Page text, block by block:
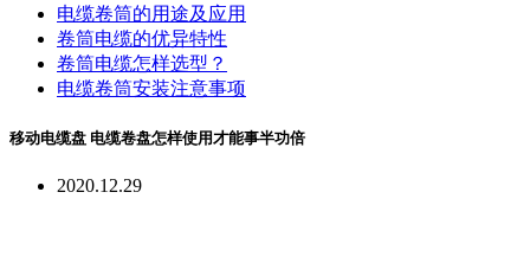
​电缆卷筒的用途及应用
卷筒电缆的优异特性
卷筒电缆怎样选型？
电缆卷筒安装注意事项
移动电缆盘 电缆卷盘怎样使用才能事半功倍
2020.12.29